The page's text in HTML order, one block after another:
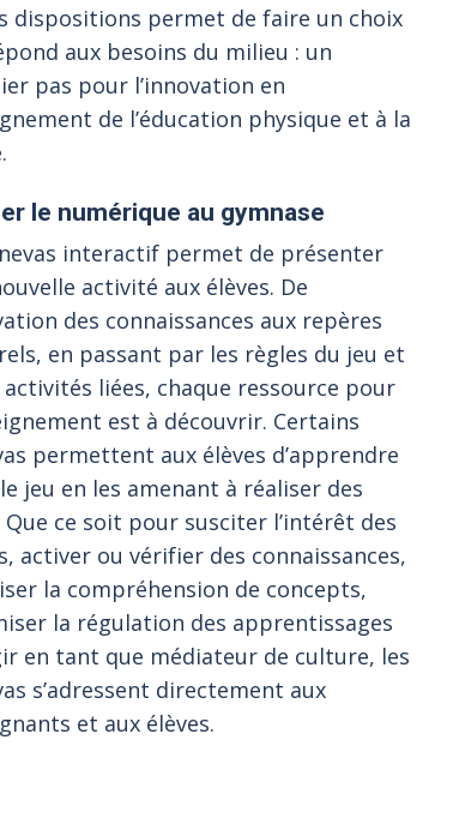
dispositions permet de faire un choix
aux besoins du milieu : un
pas pour l’innovation en
de l’éducation physique et à la
le numérique au gymnase
interactif permet de présenter
activité aux élèves. De
des connaissances aux repères
en passant par les règles du jeu et
activités liées, chaque ressource pour
est à découvrir. Certains
permettent aux élèves d’apprendre
jeu en les amenant à réaliser des
Que ce soit pour susciter l’intérêt des
activer ou vérifier des connaissances,
la compréhension de concepts,
la régulation des apprentissages
en tant que médiateur de culture, les
s’adressent directement aux
et aux élèves.